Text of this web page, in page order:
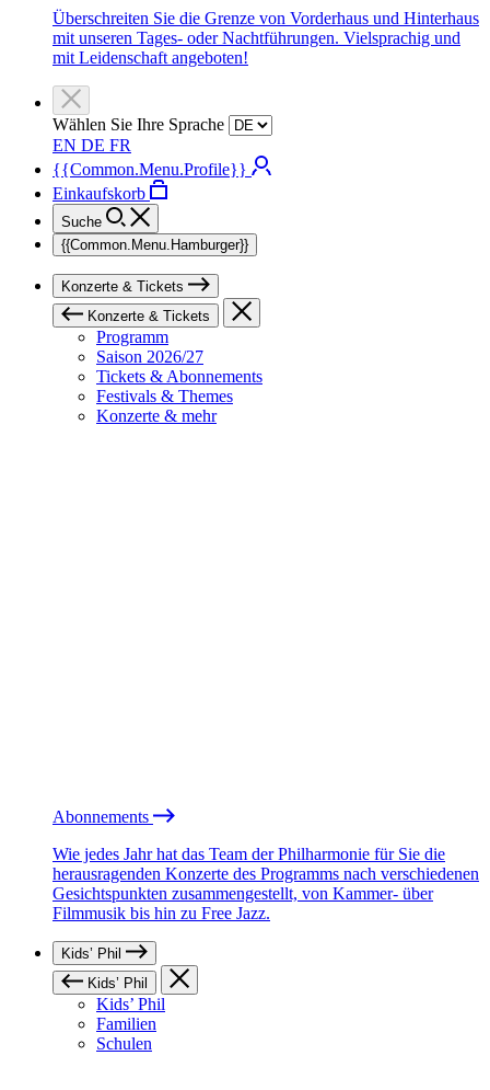
Überschreiten Sie die Grenze von Vorderhaus und Hinterhaus
mit unseren Tages- oder Nachtführungen. Vielsprachig und
mit Leidenschaft angeboten!
Wählen Sie Ihre Sprache
EN DE FR
{{Common.Menu.Profile}}
Einkaufskorb
Suche
{{Common.Menu.Hamburger}}
Konzerte & Tickets
Konzerte & Tickets
Programm
Saison 2026/27
Tickets & Abonnements
Festivals & Themes
Konzerte & mehr
Abonnements
Wie jedes Jahr hat das Team der Philharmonie für Sie die
herausragenden Konzerte des Programms nach verschiedenen
Gesichtspunkten zusammengestellt, von Kammer- über
Filmmusik bis hin zu Free Jazz.
Kids’ Phil
Kids’ Phil
Kids’ Phil
Familien
Schulen